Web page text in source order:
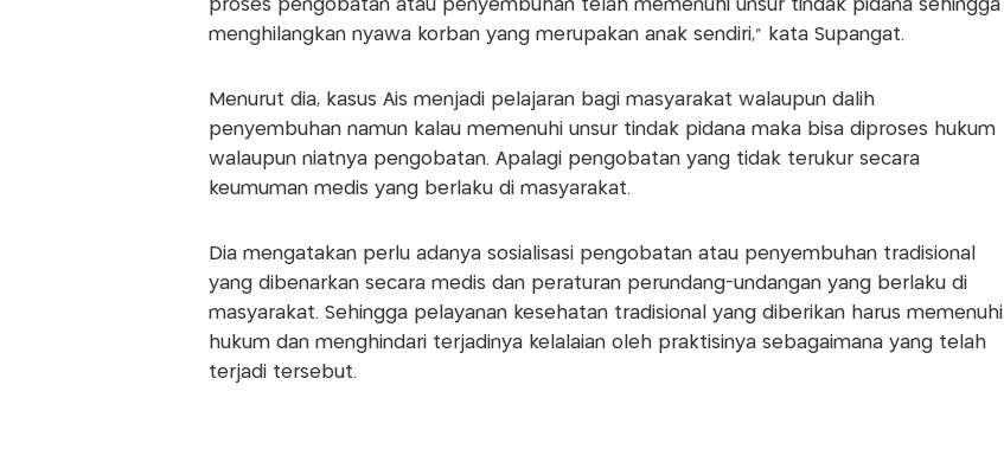
proses pengobatan atau penyembuhan telah memenuhi unsur tindak pidana sehingga
menghilangkan nyawa korban yang merupakan anak sendiri,” kata Supangat.
Menurut dia, kasus Ais menjadi pelajaran bagi masyarakat walaupun dalih
penyembuhan namun kalau memenuhi unsur tindak pidana maka bisa diproses hukum
walaupun niatnya pengobatan. Apalagi pengobatan yang tidak terukur secara
keumuman medis yang berlaku di masyarakat.
Dia mengatakan perlu adanya sosialisasi pengobatan atau penyembuhan tradisional
yang dibenarkan secara medis dan peraturan perundang-undangan yang berlaku di
masyarakat. Sehingga pelayanan kesehatan tradisional yang diberikan harus memenuhi
hukum dan menghindari terjadinya kelalaian oleh praktisinya sebagaimana yang telah
terjadi tersebut.